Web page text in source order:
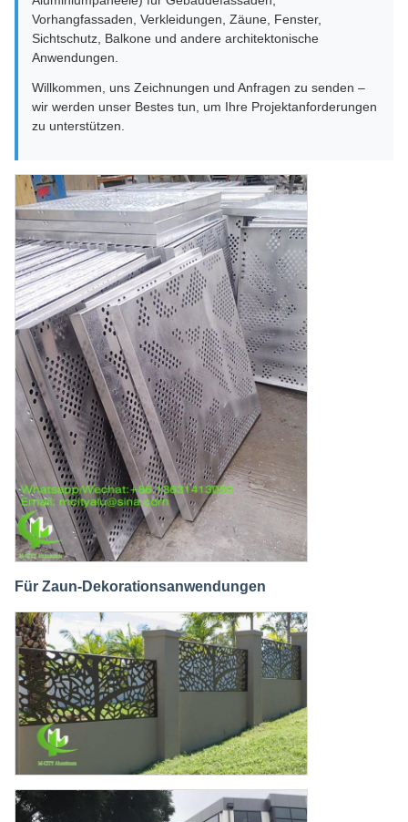
Vorhangfassaden, Verkleidungen, Zäune, Fenster,
Sichtschutz, Balkone und andere architektonische
Anwendungen.
Willkommen, uns Zeichnungen und Anfragen zu senden –
wir werden unser Bestes tun, um Ihre Projektanforderungen
zu unterstützen.
Für Zaun-Dekorationsanwendungen